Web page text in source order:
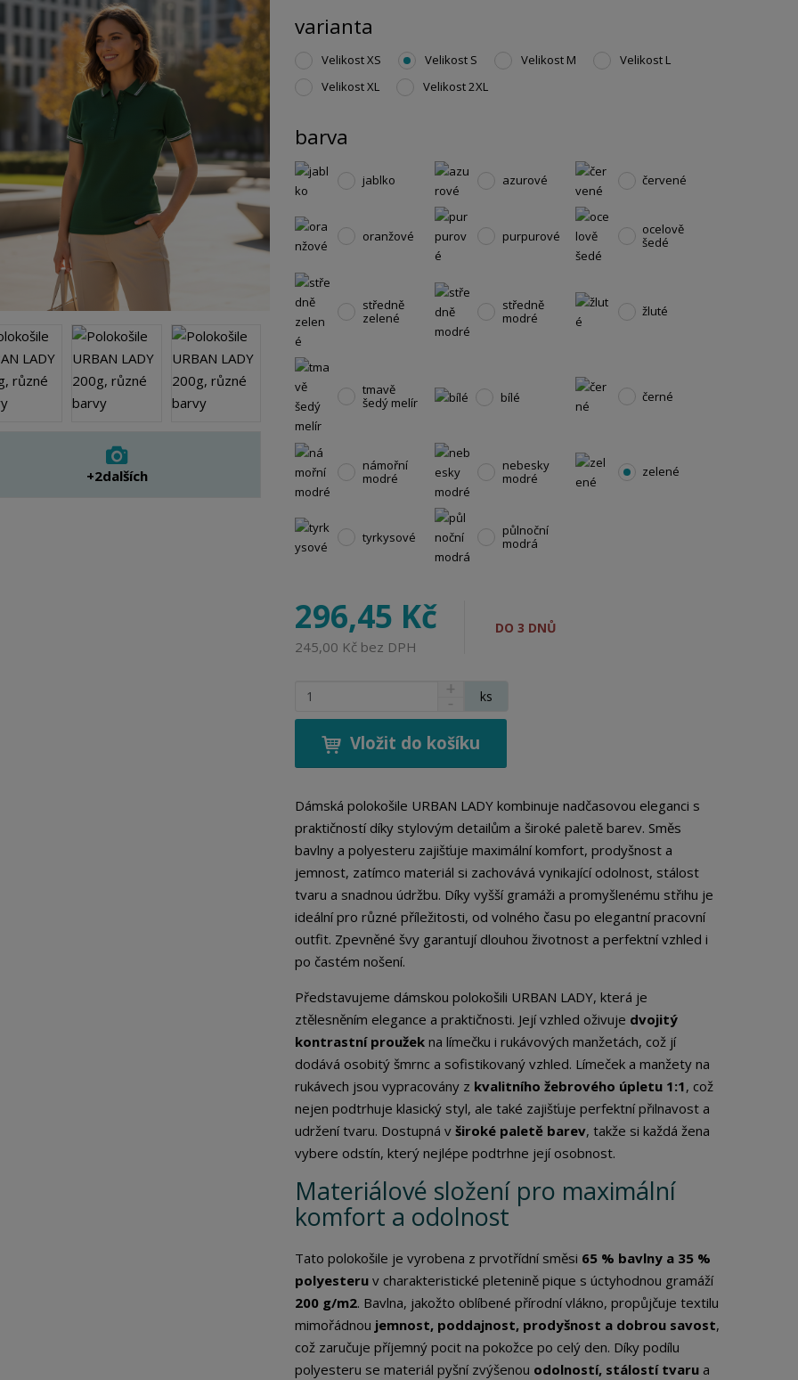
+2dalších
varianta
Velikost XS Velikost S Velikost M
Velikost L
Velikost XL
Velikost 2XL
barva
jablko azurové červené
oranžové purpurové
ocelově
šedé
středně
zelené
středně
modré
žluté
tmavě
šedý melír
bílé černé
námořní
modré
nebesky
modré
zelené
tyrkysové
půlnoční
modrá
296,45 Kč
245,00 Kč bez DPH
DO 3 DNŮ
i
p
o
č
e
t
N
v
ý
t
m
n
o
ž
s
t
v
í
n
í
i
m
n
o
ž
s
t
v
í
ks
Vložit do košíku
Dámská polokošile URBAN LADY kombinuje nadčasovou eleganci s
praktičností díky stylovým detailům a široké paletě barev. Směs
bavlny a polyesteru zajišťuje maximální komfort, prodyšnost a
jemnost, zatímco materiál si zachovává vynikající odolnost, stálost
tvaru a snadnou údržbu. Díky vyšší gramáži a promyšlenému střihu je
ideální pro různé příležitosti, od volného času po elegantní pracovní
outfit. Zpevněné švy garantují dlouhou životnost a perfektní vzhled i
po častém nošení.
Představujeme dámskou polokošili URBAN LADY, která je
ztělesněním elegance a praktičnosti. Její vzhled oživuje dvojitý
kontrastní proužek na límečku i rukávových manžetách, což jí
dodává osobitý šmrnc a sofistikovaný vzhled. Límeček a manžety na
rukávech jsou vypracovány z kvalitního žebrového úpletu 1:1, což
nejen podtrhuje klasický styl, ale také zajišťuje perfektní přilnavost a
udržení tvaru. Dostupná vširoké paletě barev, takže si každá žena
vybere odstín, který nejlépe podtrhne její osobnost.
Materiálové složení pro maximální
komfort a odolnost
Tato polokošile je vyrobena z prvotřídní směsi 65 % bavlny a 35 %
polyesteru v charakteristické pletenině pique s úctyhodnou gramáží
200 g/m2. Bavlna, jakožto oblíbené přírodní vlákno, propůjčuje textilu
mimořádnou jemnost, poddajnost, prodyšnost a dobrou savost,
což zaručuje příjemný pocit na pokožce po celý den. Díky podílu
polyesteru se materiál pyšní zvýšenou odolností, stálostí tvaru a